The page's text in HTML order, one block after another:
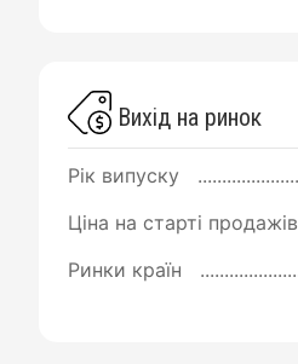
Вихід на ринок
Рік випуску
Ціна на старті продажів
Ринки країн